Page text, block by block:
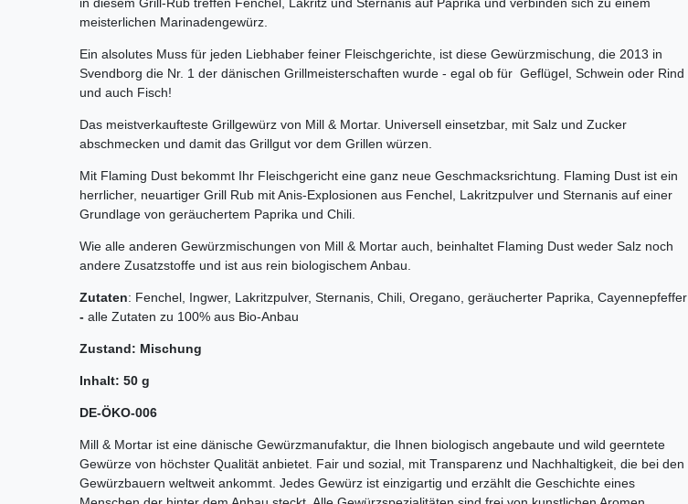
meisterlichen Marinadengewürz.
Ein alsolutes Muss für jeden Liebhaber feiner Fleischgerichte, ist diese Gewürzmischung, die 2013 in
Svendborg die Nr. 1 der dänischen Grillmeisterschaften wurde - egal ob für Geflügel, Schwein oder Rind
und auch Fisch!
Das meistverkaufteste Grillgewürz von Mill & Mortar. Universell einsetzbar, mit Salz und Zucker
abschmecken und damit das Grillgut vor dem Grillen würzen.
Mit Flaming Dust bekommt Ihr Fleischgericht eine ganz neue Geschmacksrichtung. Flaming Dust ist ein
herrlicher, neuartiger Grill Rub mit Anis-Explosionen aus Fenchel, Lakritzpulver und Sternanis auf einer
Grundlage von geräuchertem Paprika und Chili.
Wie alle anderen Gewürzmischungen von Mill & Mortar auch, beinhaltet Flaming Dust weder Salz noch
andere Zusatzstoffe und ist aus rein biologischem Anbau.
Zutaten: Fenchel, Ingwer, Lakritzpulver, Sternanis, Chili, Oregano, geräucherter Paprika, Cayennepfeffer
- alle Zutaten zu 100% aus Bio-Anbau
Zustand: Mischung
Inhalt: 50 g
DE-ÖKO-006
Mill & Mortar ist eine dänische Gewürzmanufaktur, die Ihnen biologisch angebaute und wild geerntete
Gewürze von höchster Qualität anbietet. Fair und sozial, mit Transparenz und Nachhaltigkeit, die bei den
Gewürzbauern weltweit ankommt. Jedes Gewürz ist einzigartig und erzählt die Geschichte eines